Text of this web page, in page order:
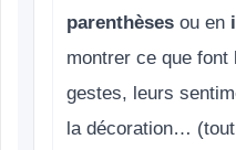
parenthèses ou en
montrer ce que font
gestes, leurs
la décoration… (tout